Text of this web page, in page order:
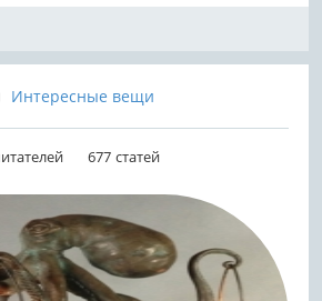
Интересные вещи
677 статей